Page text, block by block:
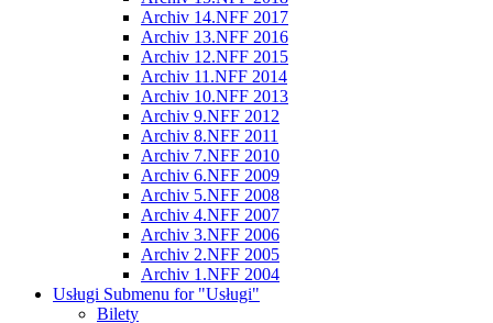
Archiv 14.NFF 2017
Archiv 13.NFF 2016
Archiv 12.NFF 2015
Archiv 11.NFF 2014
Archiv 10.NFF 2013
Archiv 9.NFF 2012
Archiv 8.NFF 2011
Archiv 7.NFF 2010
Archiv 6.NFF 2009
Archiv 5.NFF 2008
Archiv 4.NFF 2007
Archiv 3.NFF 2006
Archiv 2.NFF 2005
Archiv 1.NFF 2004
Usługi Submenu for "Usługi"
Bilety